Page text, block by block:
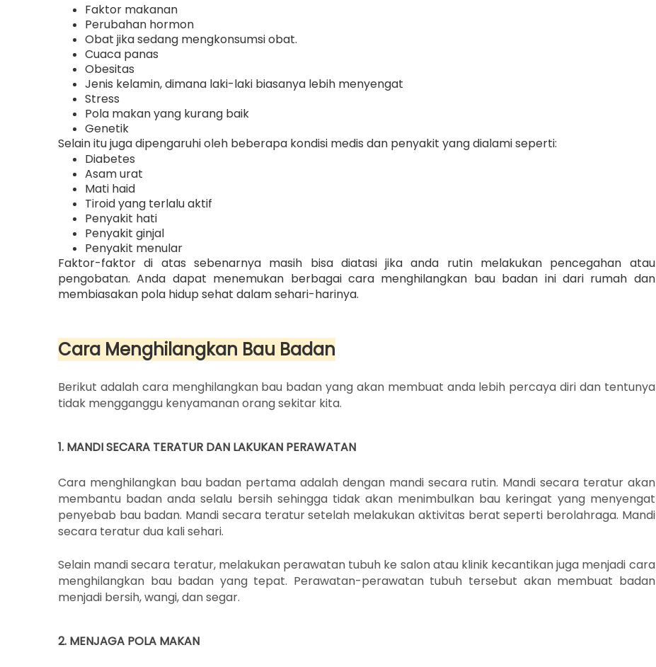
Faktor makanan
Perubahan hormon
Obat jika sedang mengkonsumsi obat.
Cuaca panas
Obesitas
Jenis kelamin, dimana laki-laki biasanya lebih menyengat
Stress
Pola makan yang kurang baik
Genetik
Selain itu juga dipengaruhi oleh beberapa kondisi medis dan penyakit yang dialami seperti:
Diabetes
Asam urat
Mati haid
Tiroid yang terlalu aktif
Penyakit hati
Penyakit ginjal
Penyakit menular
Faktor-faktor di atas sebenarnya masih bisa diatasi jika anda rutin melakukan pencegahan atau
pengobatan. Anda dapat menemukan berbagai cara menghilangkan bau badan ini dari rumah dan
membiasakan pola hidup sehat dalam sehari-harinya.
Cara Menghilangkan Bau Badan
Berikut adalah cara menghilangkan bau badan yang akan membuat anda lebih percaya diri dan tentunya
tidak mengganggu kenyamanan orang sekitar kita.
1. MANDI SECARA TERATUR DAN LAKUKAN PERAWATAN
Cara menghilangkan bau badan pertama adalah dengan mandi secara rutin. Mandi secara teratur akan
membantu badan anda selalu bersih sehingga tidak akan menimbulkan bau keringat yang menyengat
penyebab bau badan. Mandi secara teratur setelah melakukan aktivitas berat seperti berolahraga. Mandi
secara teratur dua kali sehari.
Selain mandi secara teratur, melakukan perawatan tubuh ke salon atau klinik kecantikan juga menjadi cara
menghilangkan bau badan yang tepat. Perawatan-perawatan tubuh tersebut akan membuat badan
menjadi bersih, wangi, dan segar.
2. MENJAGA POLA MAKAN